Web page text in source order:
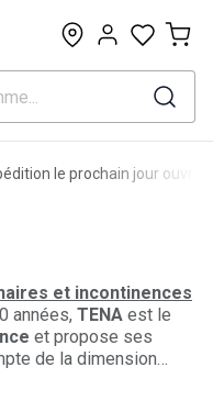
0
le prochain jour
et incontinences
années, TENA est le
et propose ses
de la dimension